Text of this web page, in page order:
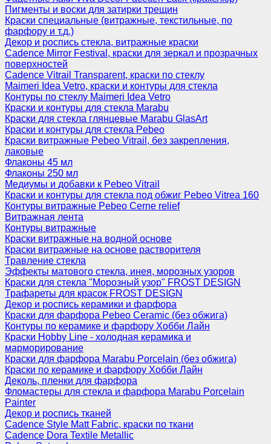
Пигменты и воски для затирки трещин
Краски специальные (витражные, текстильные, по
фарфору и т.д.)
Декор и роспись стекла, витражные краски
Cadence Mirror Festival, краски для зеркал и прозрачных
поверхностей
Cadence Vitrail Transparent, краски по стеклу
Maimeri Idea Vetro, краски и контуры для стекла
Контуры по стеклу Maimeri Idea Vetro
Краски и контуры для стекла Marabu
Краски для стекла глянцевые Marabu GlasArt
Краски и контуры для стекла Pebeo
Краски витражные Pebeo Vitrail, без закрепления,
лаковые
Флаконы 45 мл
Флаконы 250 мл
Медиумы и добавки к Pebeo Vitrail
Краски и контуры для стекла под обжиг Pebeo Vitrea 160
Контуры витражные Pebeo Cerne relief
Витражная лента
Контуры витражные
Краски витражные на водной основе
Краски витражные на основе растворителя
Травление стекла
Эффекты матового стекла, инея, морозных узоров
Краски для стекла "Морозный узор" FROST DESIGN
Трафареты для красок FROST DESIGN
Декор и роспись керамики и фарфора
Краски для фарфора Pebeo Ceramic (без обжига)
Контуры по керамике и фарфору Хобби Лайн
Краски Hobby Line - холодная керамика и
марморирование
Краски для фарфора Marabu Porcelain (без обжига)
Краски по керамике и фарфору Хобби Лайн
Деколь, пленки для фарфора
Фломастеры для стекла и фарфора Marabu Porcelain
Painter
Декор и роспись тканей
Cadence Style Matt Fabric, краски по ткани
Cadence Dora Textile Metallic